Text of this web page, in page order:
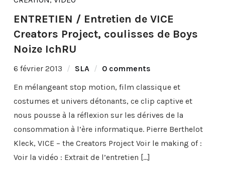
ENTRETIEN / Entretien de VICE
Creators Project, coulisses de Boys
Noize IchRU
6 février 2013 SLA
0 comments
En mélangeant stop motion, film classique et
costumes et univers détonants, ce clip captive et
nous pousse à la réflexion sur les dérives de la
consommation à l’ère informatique. Pierre Berthelot
Kleck, VICE – the Creators Project Voir le making of :
Voir la vidéo : Extrait de l’entretien […]